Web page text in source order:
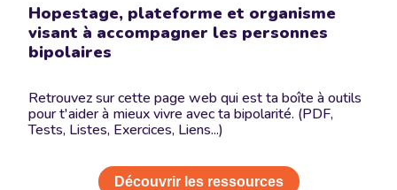
Hopestage, plateforme et organisme
visant à accompagner les personnes
bipolaires
Retrouvez sur cette page web qui est ta boîte à outils
pour t'aider à mieux vivre avec ta bipolarité. (PDF,
Tests, Listes, Exercices, Liens...)
Découvrir les ressources